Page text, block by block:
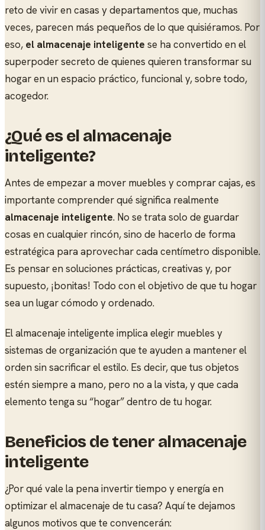
reto de vivir en casas y departamentos que, muchas
veces, parecen más pequeños de lo que quisiéramos. Por
eso, el almacenaje inteligente se ha convertido en el
superpoder secreto de quienes quieren transformar su
hogar en un espacio práctico, funcional y, sobre todo,
acogedor.
¿Qué es el almacenaje
inteligente?
Antes de empezar a mover muebles y comprar cajas, es
importante comprender qué significa realmente
almacenaje inteligente. No se trata solo de guardar
cosas en cualquier rincón, sino de hacerlo de forma
estratégica para aprovechar cada centímetro disponible.
Es pensar en soluciones prácticas, creativas y, por
supuesto, ¡bonitas! Todo con el objetivo de que tu hogar
sea un lugar cómodo y ordenado.
El almacenaje inteligente implica elegir muebles y
sistemas de organización que te ayuden a mantener el
orden sin sacrificar el estilo. Es decir, que tus objetos
estén siempre a mano, pero no a la vista, y que cada
elemento tenga su “hogar” dentro de tu hogar.
Beneficios de tener almacenaje
inteligente
¿Por qué vale la pena invertir tiempo y energía en
optimizar el almacenaje de tu casa? Aquí te dejamos
algunos motivos que te convencerán: